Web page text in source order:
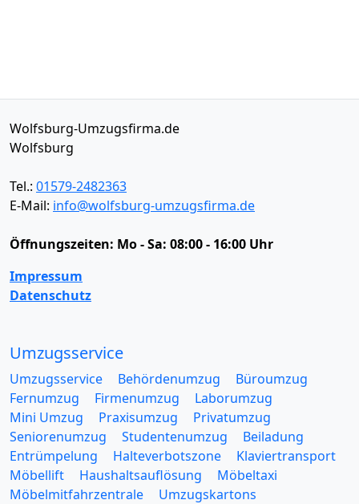
Wolfsburg-Umzugsfirma.de
Wolfsburg
Tel.: 01579-2482363
E-Mail: info@wolfsburg-umzugsfirma.de
Öffnungszeiten: Mo - Sa: 08:00 - 16:00 Uhr
Impressum
Datenschutz
Umzugsservice
Umzugsservice Behördenumzug
Büroumzug
Fernumzug
Firmenumzug
Laborumzug
Mini Umzug
Praxisumzug
Privatumzug
Seniorenumzug
Studentenumzug
Beiladung
Entrümpelung
Halteverbotszone
Klaviertransport
Möbellift
Haushaltsauflösung
Möbeltaxi
Möbelmitfahrzentrale
Umzugskartons